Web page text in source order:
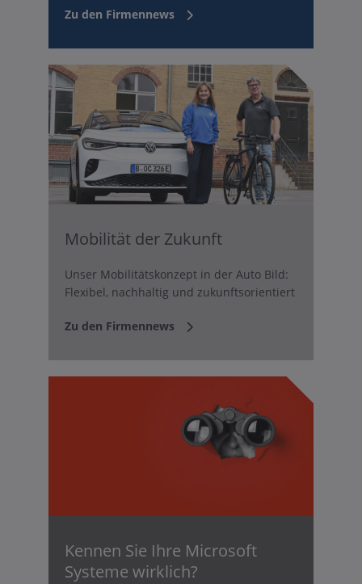
Zu den Firmennews
Mobilität der Zukunft
Unser Mobilitätskonzept in der Auto Bild:
Flexibel, nachhaltig und zukunftsorientiert
Zu den Firmennews
Kennen Sie Ihre Microsoft
Systeme wirklich?